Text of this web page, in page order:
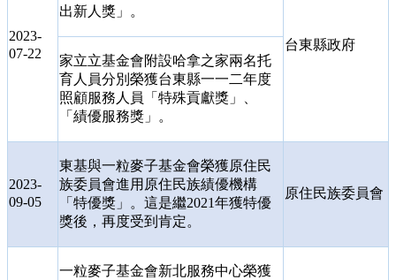
2023-
07-22
出新人獎」。
台東縣政府
家立立基金會附設哈拿之家兩名托
育人員分別榮獲台東縣一一二年度
照顧服務人員「特殊貢獻獎」、
「績優服務獎」。
2023-
09-05
東基與一粒麥子基金會榮獲原住民
族委員會進用原住民族績優機構
「特優獎」。這是繼2021年獲特優
獎後，再度受到肯定。
原住民族委員會
一粒麥子基金會新北服務中心榮獲